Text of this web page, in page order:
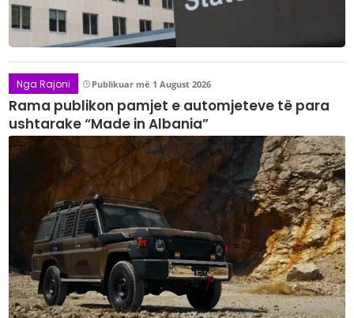
Nga Rajoni Publikuar më 1 August 2026
Rama publikon pamjet e automjeteve të para
ushtarake “Made in Albania”